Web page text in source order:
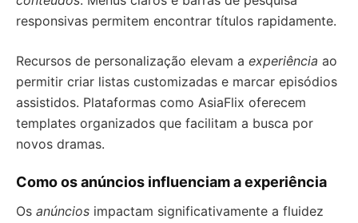
responsivas permitem encontrar títulos rapidamente.
Recursos de personalização elevam a experiência ao
permitir criar listas customizadas e marcar episódios
assistidos. Plataformas como AsiaFlix oferecem
templates organizados que facilitam a busca por
novos dramas.
Como os anúncios influenciam a experiência
Os anúncios impactam significativamente a fluidez